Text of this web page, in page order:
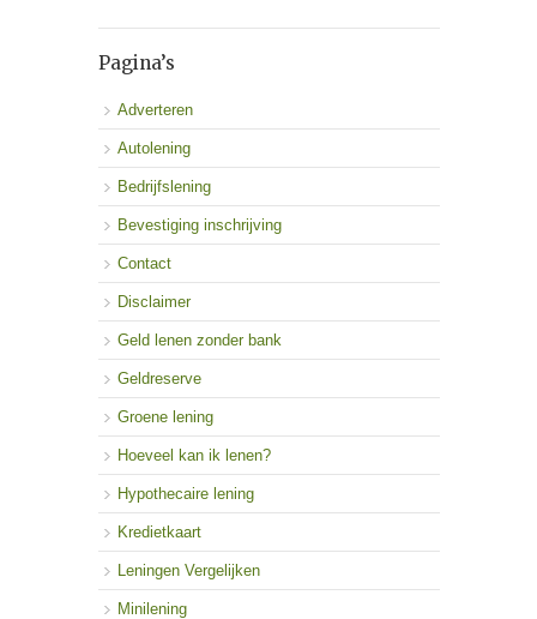
Pagina’s
Adverteren
Autolening
Bedrijfslening
Bevestiging inschrijving
Contact
Disclaimer
Geld lenen zonder bank
Geldreserve
Groene lening
Hoeveel kan ik lenen?
Hypothecaire lening
Kredietkaart
Leningen Vergelijken
Minilening